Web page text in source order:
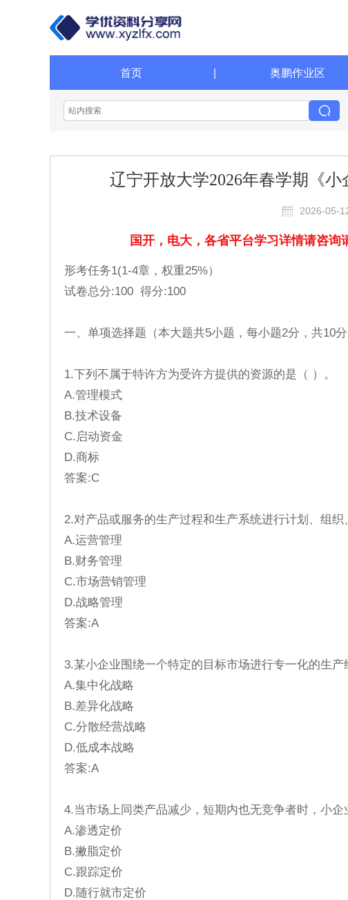
首页 奥鹏作业区
辽宁开放大学2026年春学期《小
2026-05-
国开，电大，各省平台学习详情请咨
形考任务1(1-4章，权重25%）
试卷总分:100 得分:100
一、单项选择题（本大题共5小题，每小题2分，共10分
1.下列不属于特许方为受许方提供的资源的是（ ）。
A.管理模式
B.技术设备
C.启动资金
D.商标
答案:C
2.对产品或服务的生产过程和生产系统进行计划、组织
A.运营管理
B.财务管理
C.市场营销管理
D.战略管理
答案:A
3.某小企业围绕一个特定的目标市场进行专一化的生
A.集中化战略
B.差异化战略
C.分散经营战略
D.低成本战略
答案:A
4.当市场上同类产品减少，短期内也无竞争者时，小企
A.渗透定价
B.撇脂定价
C.跟踪定价
D.随行就市定价